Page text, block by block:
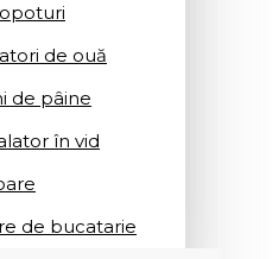
de ouă
de pâine
în vid
de bucatarie